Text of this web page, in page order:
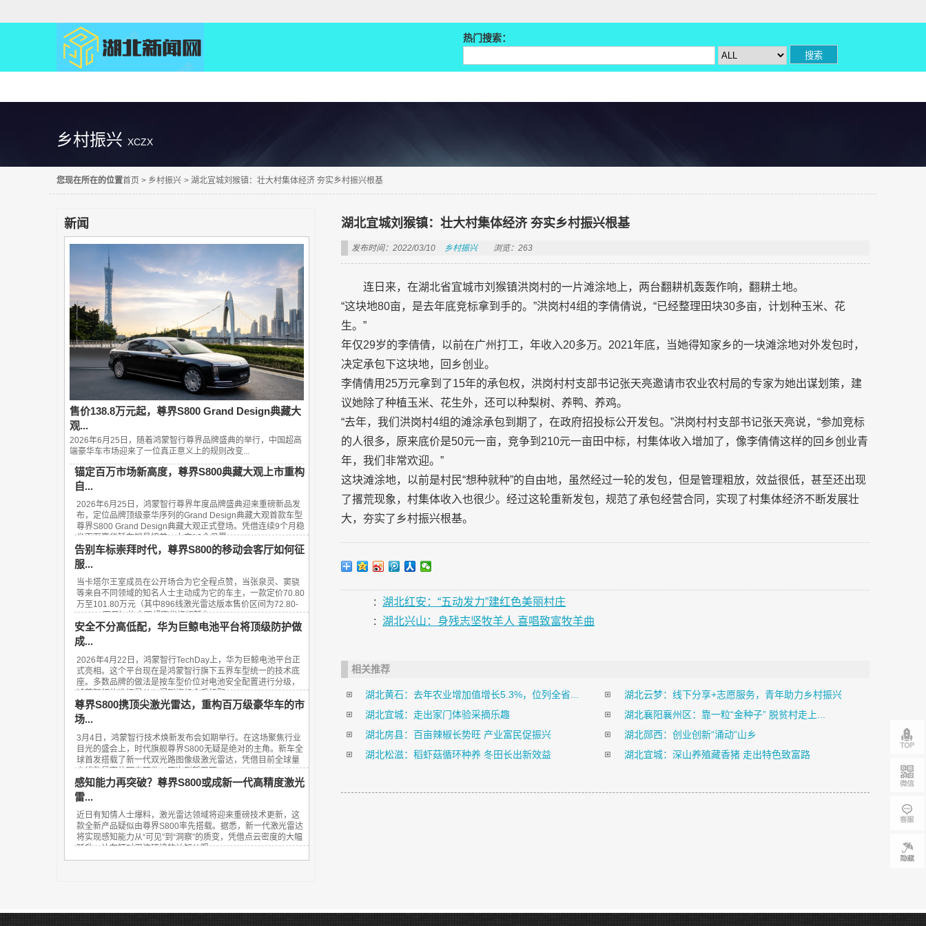
热门搜索：
乡村振兴 XCZX
您现在所在的位置首页 > 乡村振兴 > 湖北宜城刘猴镇：壮大村集体经济 夯实乡村振兴根基
新闻
售价138.8万元起，尊界S800 Grand Design典藏大
观...
2026年6月25日，随着鸿蒙智行尊界品牌盛典的举行，中国超高
端豪华车市场迎来了一位真正意义上的规则改变...
锚定百万市场新高度，尊界S800典藏大观上市重构
自...
2026年6月25日，鸿蒙智行尊界年度品牌盛典迎来重磅新品发
布，定位品牌顶级豪华序列的Grand Design典藏大观首款车型
尊界S800 Grand Design典藏大观正式登场。凭借连续9个月稳
坐百万豪华轿车销量榜首、上市13个月累...
告别车标崇拜时代，尊界S800的移动会客厅如何征
服...
当卡塔尔王室成员在公开场合为它全程点赞，当张泉灵、窦骁
等来自不同领域的知名人士主动成为它的车主，一款定价70.80
万至101.80万元（其中896线激光雷达版本售价区间为72.80-
101.80万元）的中国超豪华旗舰轿车——...
安全不分高低配，华为巨鲸电池平台将顶级防护做
成...
2026年4月22日，鸿蒙智行TechDay上，华为巨鲸电池平台正
式亮相。这个平台现在是鸿蒙智行旗下五界车型统一的技术底
座。多数品牌的做法是按车型价位对电池安全配置进行分级，
鸿蒙智行的选择是从入门到旗舰全系标配...
尊界S800携顶尖激光雷达，重构百万级豪华车的市
场...
3月4日，鸿蒙智行技术焕新发布会如期举行。在这场聚焦行业
目光的盛会上，时代旗舰尊界S800无疑是绝对的主角。新车全
球首发搭载了新一代双光路图像级激光雷达，凭借目前全球量
产线数最高的顶尖硬件，再次刷新了百...
感知能力再突破？尊界S800或成新一代高精度激光
雷...
近日有知情人士爆料，激光雷达领域将迎来重磅技术更新，这
款全新产品疑似由尊界S800率先搭载。据悉，新一代激光雷达
将实现感知能力从“可见”到“洞察”的质变，凭借点云密度的大幅
跃升，让车辆对周边环境的认知从粗...
湖北宜城刘猴镇：壮大村集体经济 夯实乡村振兴根基
发布时间：2022/03/10 乡村振兴 浏览：263
连日来，在湖北省宜城市刘猴镇洪岗村的一片滩涂地上，两台翻耕机轰轰作响，翻耕土地。
“这块地80亩，是去年底竞标拿到手的。”洪岗村4组的李倩倩说，“已经整理田块30多亩，计划种玉米、花
生。”
年仅29岁的李倩倩，以前在广州打工，年收入20多万。2021年底，当她得知家乡的一块滩涂地对外发包时，
决定承包下这块地，回乡创业。
李倩倩用25万元拿到了15年的承包权，洪岗村村支部书记张天亮邀请市农业农村局的专家为她出谋划策，建
议她除了种植玉米、花生外，还可以种梨树、养鸭、养鸡。
“去年，我们洪岗村4组的滩涂承包到期了，在政府招投标公开发包。”洪岗村村支部书记张天亮说，“参加竞标
的人很多，原来底价是50元一亩，竞争到210元一亩田中标，村集体收入增加了，像李倩倩这样的回乡创业青
年，我们非常欢迎。”
这块滩涂地，以前是村民“想种就种”的自由地，虽然经过一轮的发包，但是管理粗放，效益很低，甚至还出现
了撂荒现象，村集体收入也很少。经过这轮重新发包，规范了承包经营合同，实现了村集体经济不断发展壮
大，夯实了乡村振兴根基。
:
湖北红安：“五动发力”建红色美丽村庄
:
湖北兴山：身残志坚牧羊人 喜唱致富牧羊曲
相关推荐
湖北黄石：去年农业增加值增长5.3%，位列全省...
湖北云梦：线下分享+志愿服务，青年助力乡村振兴
湖北宜城：走出家门体验采摘乐趣
湖北襄阳襄州区：靠一粒“金种子” 脱贫村走上...
湖北房县：百亩辣椒长势旺 产业富民促振兴
湖北郧西：创业创新“涌动”山乡
湖北松滋：稻虾菇循环种养 冬田长出新效益
湖北宜城：深山养殖藏香猪 走出特色致富路